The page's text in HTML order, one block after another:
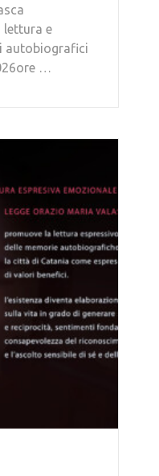
lettura e
autobiografici
…